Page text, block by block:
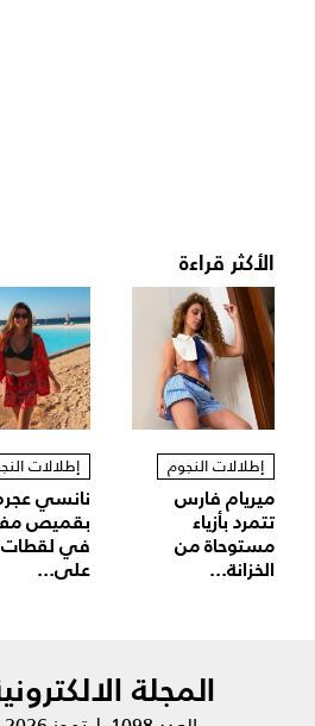
الأكثر قراءة
إطلالات النجوم
ميريام فارس
تتمرد بأزياء
مستوحاة من
الخزانة...
إطلالات
نانسي
بقميص
في لقطات
على...
المجلة